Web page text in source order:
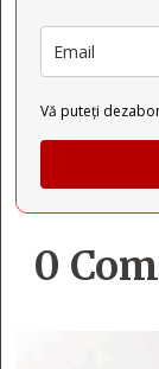
Vă puteți
0